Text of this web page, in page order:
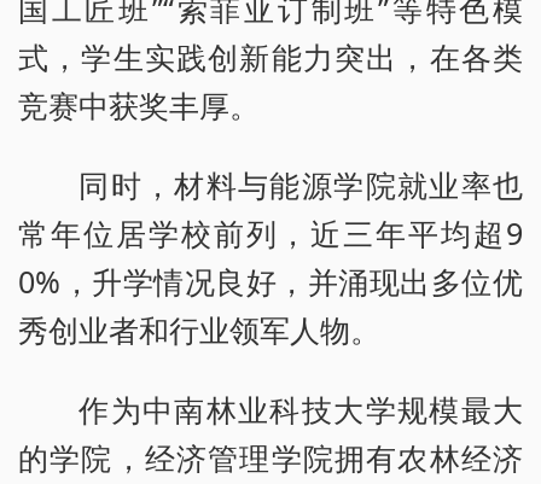
国工匠班”“索菲亚订制班”等特色模
式，学生实践创新能力突出，在各类
竞赛中获奖丰厚。
同时，材料与能源学院就业率也
常年位居学校前列，近三年平均超9
0%，升学情况良好，并涌现出多位优
秀创业者和行业领军人物。
作为中南林业科技大学规模最大
的学院，经济管理学院拥有农林经济